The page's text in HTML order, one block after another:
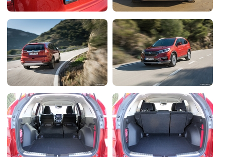
Utilitaires
Flottes
Auto
Services
Forum
Moto